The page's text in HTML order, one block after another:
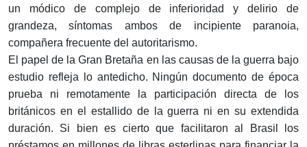
un módico de complejo de inferioridad y delirio de
grandeza, síntomas ambos de incipiente paranoia,
compañera frecuente del autoritarismo.
El papel de la Gran Bretaña en las causas de la guerra bajo
estudio refleja lo antedicho. Ningún documento de época
prueba ni remotamente la participación directa de los
británicos en el estallido de la guerra ni en su extendida
duración. Si bien es cierto que facilitaron al Brasil los